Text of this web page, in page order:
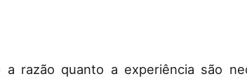
razão quanto a experiência são